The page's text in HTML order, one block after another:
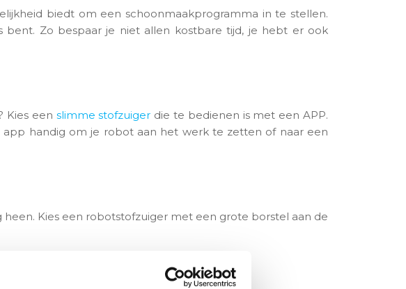
biedt om een schoonmaakprogramma in te stellen.
Zo bespaar je niet allen kostbare tijd, je hebt er ook
Kies een slimme stofzuiger die te bedienen is met een APP.
app handig om je robot aan het werk te zetten of naar een
Kies een robotstofzuiger met een grote borstel aan de